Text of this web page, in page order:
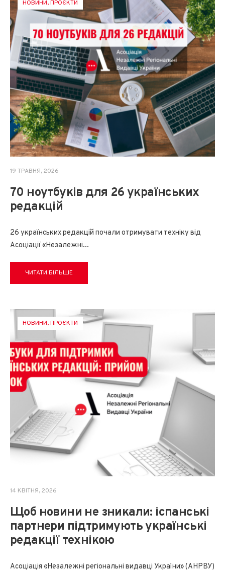
НОВИНИ,ПРОЄКТИ
19 ТРАВНЯ, 2026
70 ноутбуків для 26 українських
редакцій
26 українських редакцій почали отримувати техніку від
Асоціації «Незалежні...
ЧИТАТИ БІЛЬШЕ
НОВИНИ,ПРОЄКТИ
14 КВІТНЯ, 2026
Щоб новини не зникали: іспанські
партнери підтримують українські
редакції технікою
Асоціація «Незалежні регіональні видавці України» (АНРВУ)